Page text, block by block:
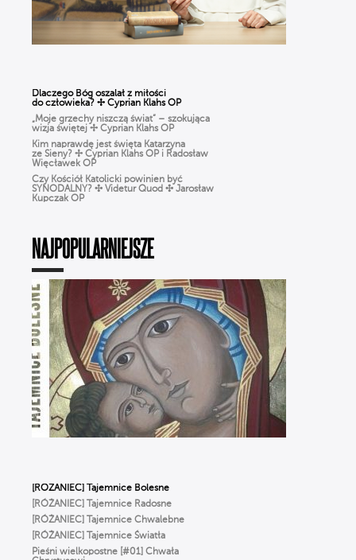
„Moje grzechy niszczą świat” – szokująca
wizja świętej ✢ Cyprian Klahs OP
Kim naprawdę jest święta Katarzyna
ze Sieny? ✢ Cyprian Klahs OP i Radosław
Więcławek OP
Czy Kościół Katolicki powinien być
SYNODALNY? ✣ Videtur Quod ✣ Jarosław
Kupczak OP
Czy Boże Narodzenie to pogańskie święto?
✣ Videtur Quod ✣ Radosław Więcławek OP
Różaniec dla ludzi ZMĘCZONYCH życiem.
Jak modlić się, gdy BRAK CZASU? | Michał
Szałkowski OP
Ciało nie jest GRZESZNE. Ks. Woźniak
o WCIELENIU Boga i prawdziwym
człowieczeństwie
WIERZYMY… ALE ŹLE, czyli Ks. Strzelczyk
o BŁĘDACH w wierze, które popełniamy
na co dzień
To NIE jest modlitwa dla starszych ludzi!
Odkryj moc RÓŻAŃCA | Michał Szałkowski
OP
Dlaczego Bóg oszalał z miłości
do człowieka? ✢ Cyprian Klahs OP
NAJPOPULARNIEJSZE
[RÓŻANIEC] Tajemnice Radosne
[RÓŻANIEC] Tajemnice Chwalebne
[RÓŻANIEC] Tajemnice Światła
Pieśni wielkopostne [#01] Chwała
Chrystusowi